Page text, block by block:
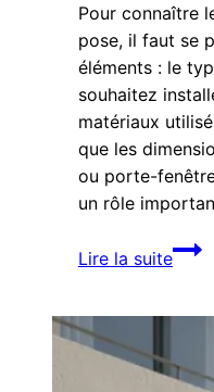
Pour connaître
pose, il faut se
éléments : le
souhaitez
matériaux
que les
ou porte-
un rôle
Lire la suite
Quel
est
volet